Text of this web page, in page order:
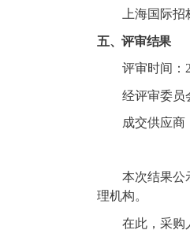
上海国际
五、评审结果
评审时间：
经评审委员
成交供应商
本次结果公
理机构。
在此，采购